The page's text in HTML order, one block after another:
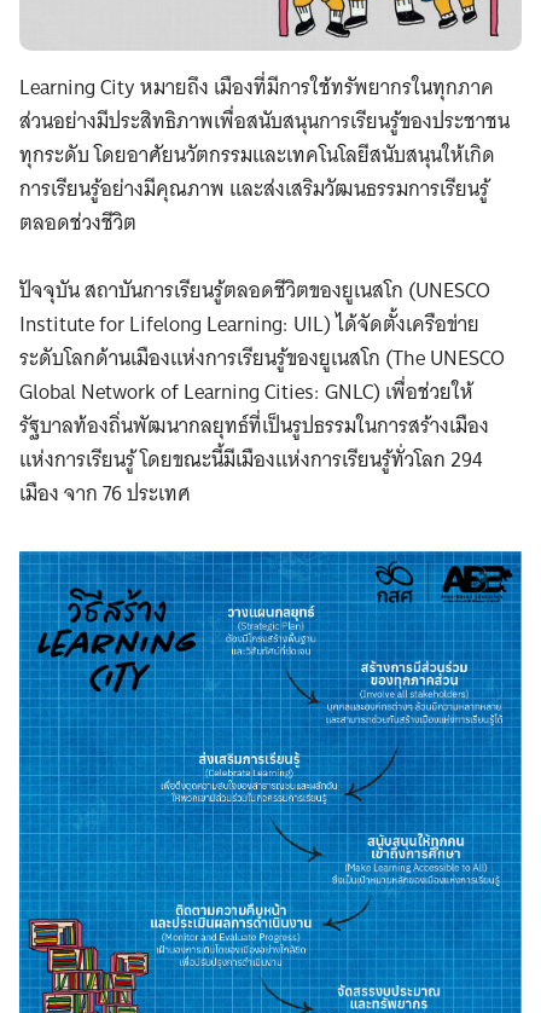
Learning City หมายถึง เมืองที่มีการใช้ทรัพยากรในทุกภาค
ส่วนอย่างมีประสิทธิภาพเพื่อสนับสนุนการเรียนรู้ของประชาชน
ทุกระดับ โดยอาศัยนวัตกรรมและเทคโนโลยีสนับสนุนให้เกิด
การเรียนรู้อย่างมีคุณภาพ และส่งเสริมวัฒนธรรมการเรียนรู้
ตลอดช่วงชีวิต
ปัจจุบัน สถาบันการเรียนรู้ตลอดชีวิตของยูเนสโก (UNESCO
Institute for Lifelong Learning: UIL) ได้จัดตั้งเครือข่าย
ระดับโลกด้านเมืองแห่งการเรียนรู้ของยูเนสโก (The UNESCO
Global Network of Learning Cities: GNLC) เพื่อช่วยให้
รัฐบาลท้องถิ่นพัฒนากลยุทธ์ที่เป็นรูปธรรมในการสร้างเมือง
แห่งการเรียนรู้ โดยขณะนี้มีเมืองแห่งการเรียนรู้ทั่วโลก 294
เมือง จาก 76 ประเทศ